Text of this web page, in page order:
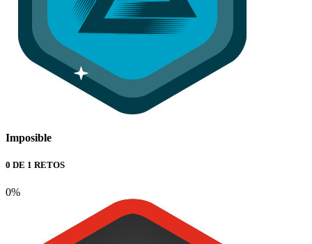
Imposible
0 DE 1 RETOS
0%